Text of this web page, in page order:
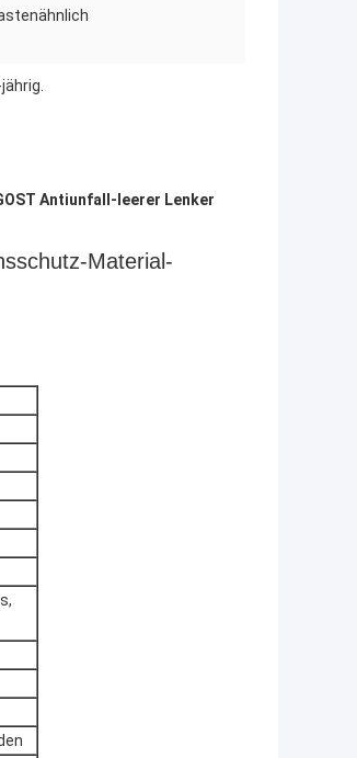
Antiunfall-leerer Lenker
Material-